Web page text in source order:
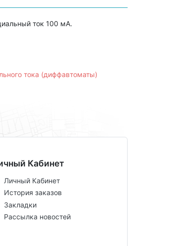
ток 100 мА.
тока (диффавтоматы)
Кабинет
Личный Кабинет
История заказов
Закладки
Рассылка новостей